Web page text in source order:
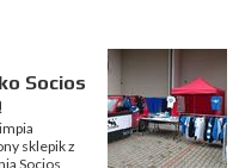
Socios
sklepik z
Socios